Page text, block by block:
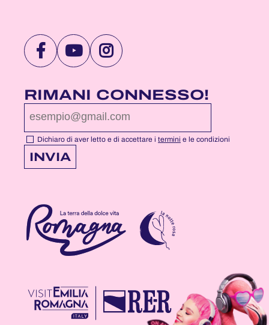
VISITA
PAGINA
FACEBOOK
DI
NOTTEROSA
VISITA
PAGINA
YOUTUBE
DI
NOTTEROSA
VISITA
PAGINA
INSTAGRAM
DI
NOTTEROSA
RIMANI CONNESSO!
Dichiaro di aver letto e di accettare i termini e le condizioni
INVIA